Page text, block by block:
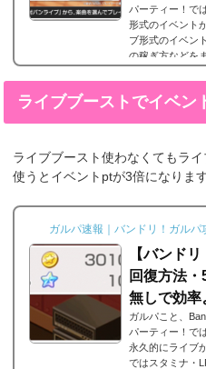
パーティー！で
形式のイベント
ブ形式のイベン
の稼ぎ方などを
が同じくらい、
ライブブーストでイベン
ライブブースト使わなくてもラ
使うとイベントptが3倍になります
ガルパ速報｜バンドリ！ガル
【バンド
回復方法
無しで効率
ガルパこと、
パーティー！で
永久的にライブ
ではスタミナ・